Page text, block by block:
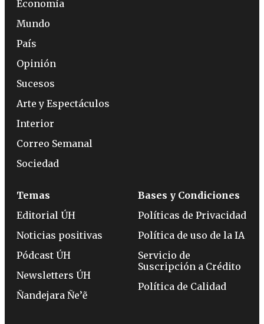
Economía
Mundo
País
Opinión
Sucesos
Arte y Espectáculos
Interior
Correo Semanal
Sociedad
Temas
Editorial ÚH
Noticias positivas
Pódcast ÚH
Newsletters ÚH
Ñandejara Ñe’ẽ
Bases y Condiciones
Políticas de Privacidad
Política de uso de la IA
Servicio de
Suscripción a Crédito
Política de Calidad